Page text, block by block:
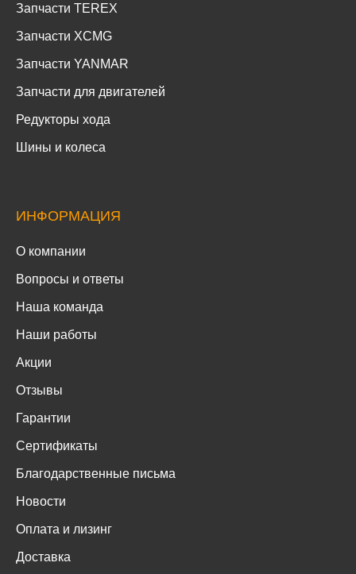
Запчасти TEREX
Запчасти XCMG
Запчасти YANMAR
Запчасти для двигателей
Редукторы хода
Шины и колеса
ИНФОРМАЦИЯ
О компании
Вопросы и ответы
Наша команда
Наши работы
Акции
Отзывы
Гарантии
Сертификаты
Благодарственные письма
Новости
Оплата и лизинг
Доставка